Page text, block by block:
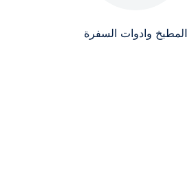
المطبخ وادوات السفرة